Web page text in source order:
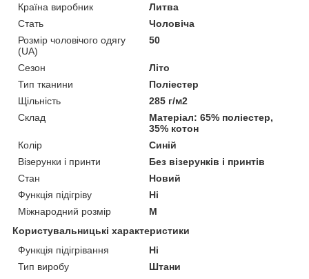
Країна виробник
Литва
Стать
Чоловіча
Розмір чоловічого одягу
(UA)
50
Сезон
Літо
Тип тканини
Поліестер
Щільність
285 г/м2
Склад
Матеріал: 65% поліестер,
35% котон
Колір
Синій
Візерунки і принти
Без візерунків і принтів
Стан
Новий
Функція підігріву
Ні
Міжнародний розмір
M
Користувальницькі характеристики
Функція підігрівання
Ні
Тип виробу
Штани